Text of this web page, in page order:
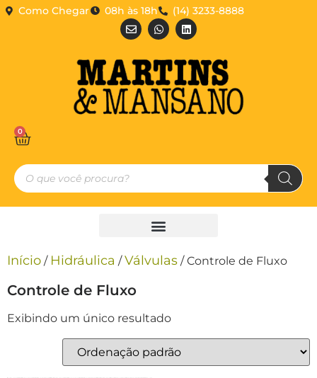
Como Chegar 08h às 18h (14) 3233-8888
0
Início / Hidráulica /Válvulas / Controle de Fluxo
Controle de Fluxo
Exibindo um único resultado